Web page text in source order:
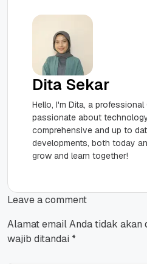
Dita Sekar
Hello, I'm Dita, a
passionate about
comprehensive and up to
developments, both today
grow and learn together!
Leave a comment
Alamat email Anda tidak akan
wajib ditandai *